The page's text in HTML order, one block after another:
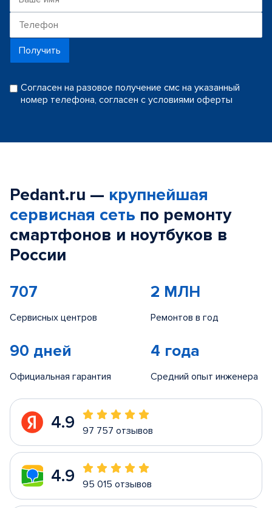
Получить
Согласен на разовое получение смс на указанный
номер телефона, согласен с условиями оферты
Pedant.ru — крупнейшая
сервисная сеть по ремонту
смартфонов и ноутбуков в
России
707
Сервисных центров
2 МЛН
Ремонтов в год
90 дней
Официальная гарантия
4 года
Средний опыт инженера
4.9 97 757 отзывов
4.9 95 015 отзывов